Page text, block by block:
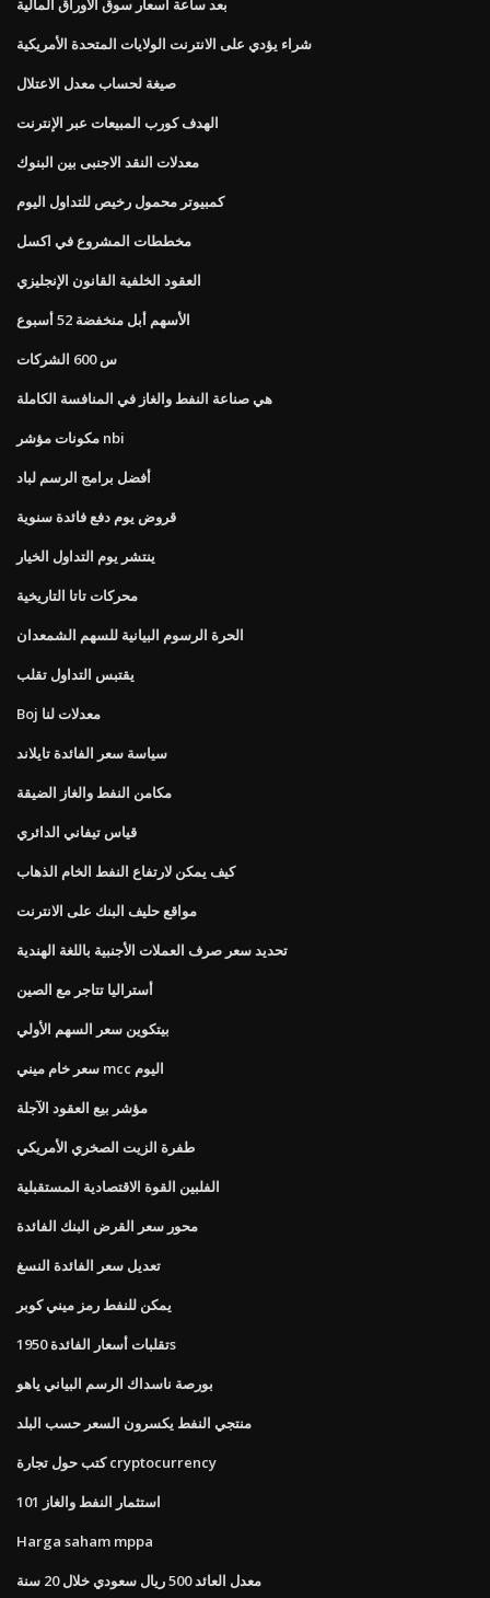
بعد ساعة أسعار سوق الأوراق المالية
شراء يؤدي على الانترنت الولايات المتحدة الأمريكية
صيغة لحساب معدل الاعتلال
الهدف كورب المبيعات عبر الإنترنت
معدلات النقد الاجنبى بين البنوك
كمبيوتر محمول رخيص للتداول اليوم
مخططات المشروع في اكسل
العقود الخلفية القانون الإنجليزي
الأسهم أبل منخفضة 52 أسبوع
س 600 الشركات
هي صناعة النفط والغاز في المنافسة الكاملة
مكونات مؤشر nbi
أفضل برامج الرسم لباد
قروض يوم دفع فائدة سنوية
ينتشر يوم التداول الخيار
محركات تاتا التاريخية
الحرة الرسوم البيانية للسهم الشمعدان
يقتبس التداول تقلب
Boj معدلات لنا
سياسة سعر الفائدة تايلاند
مكامن النفط والغاز الضيقة
قياس تيفاني الدائري
كيف يمكن لارتفاع النفط الخام الذهاب
مواقع حليف البنك على الانترنت
تحديد سعر صرف العملات الأجنبية باللغة الهندية
أستراليا تتاجر مع الصين
بيتكوين سعر السهم الأولي
سعر خام ميني mcc اليوم
مؤشر بيع العقود الآجلة
طفرة الزيت الصخري الأمريكي
الفلبين القوة الاقتصادية المستقبلية
محور سعر القرض البنك الفائدة
تعديل سعر الفائدة النسغ
يمكن للنفط رمز ميني كوبر
تقلبات أسعار الفائدة 1950s
بورصة ناسداك الرسم البياني ياهو
منتجي النفط يكسرون السعر حسب البلد
كتب حول تجارة cryptocurrency
استثمار النفط والغاز 101
Harga saham mppa
معدل العائد 500 ريال سعودي خلال 20 سنة